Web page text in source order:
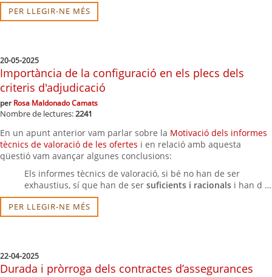
PER LLEGIR-NE MÉS
20-05-2025
Importància de la configuració en els plecs dels
criteris d'adjudicació
perRosa Maldonado Camats
Nombre de lectures:2241
En un apunt anterior vam parlar sobre la Motivació dels informes
tècnics de valoració de les ofertes i en relació amb aquesta
qüestió vam avançar algunes conclusions:
Els informes tècnics de valoració, si bé no han de ser
exhaustius, sí que han de ser suficients i racionals i han d …
PER LLEGIR-NE MÉS
22-04-2025
Durada i pròrroga dels contractes d’assegurances